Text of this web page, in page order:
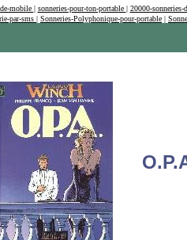
mobile | sonneries-pour-ton-portable | 20000-sonneries-
par-sms | Sonneries-Polyphonique-pour-portable |